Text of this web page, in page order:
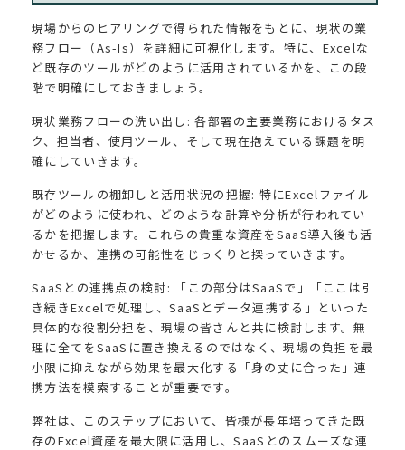
現場からのヒアリングで得られた情報をもとに、現状の業
務フロー（As-Is）を詳細に可視化します。特に、Excelな
ど既存のツールがどのように活用されているかを、この段
階で明確にしておきましょう。
現状業務フローの洗い出し: 各部署の主要業務におけるタス
ク、担当者、使用ツール、そして現在抱えている課題を明
確にしていきます。
既存ツールの棚卸しと活用状況の把握: 特にExcelファイル
がどのように使われ、どのような計算や分析が行われてい
るかを把握します。これらの貴重な資産をSaaS導入後も活
かせるか、連携の可能性をじっくりと探っていきます。
SaaSとの連携点の検討: 「この部分はSaaSで」「ここは引
き続きExcelで処理し、SaaSとデータ連携する」といった
具体的な役割分担を、現場の皆さんと共に検討します。無
理に全てをSaaSに置き換えるのではなく、現場の負担を最
小限に抑えながら効果を最大化する「身の丈に合った」連
携方法を模索することが重要です。
弊社は、このステップにおいて、皆様が長年培ってきた既
存のExcel資産を最大限に活用し、SaaSとのスムーズな連